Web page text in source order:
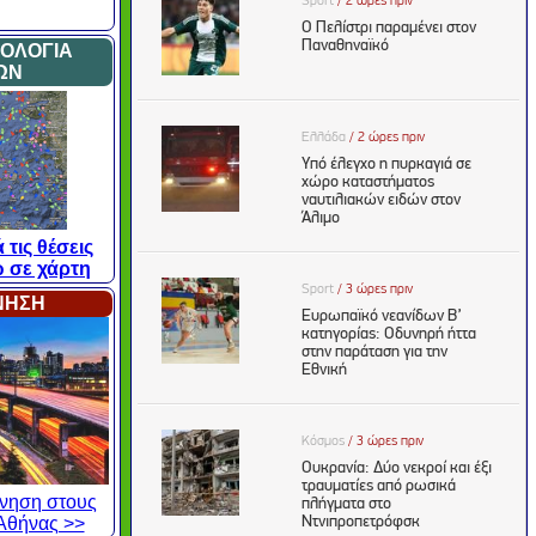
θέσεις
χάρτη
στους
>>